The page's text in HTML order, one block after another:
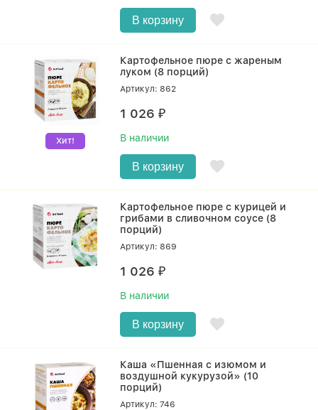
В корзину
Хит!
Картофельное пюре с жареным
луком (8 порций)
Артикул: 862
1 026₽
В наличии
В корзину
Картофельное пюре с курицей и
грибами в сливочном соусе (8
порций)
Артикул: 869
1 026₽
В наличии
В корзину
Каша «Пшенная с изюмом и
воздушной кукурузой» (10
порций)
Артикул: 746